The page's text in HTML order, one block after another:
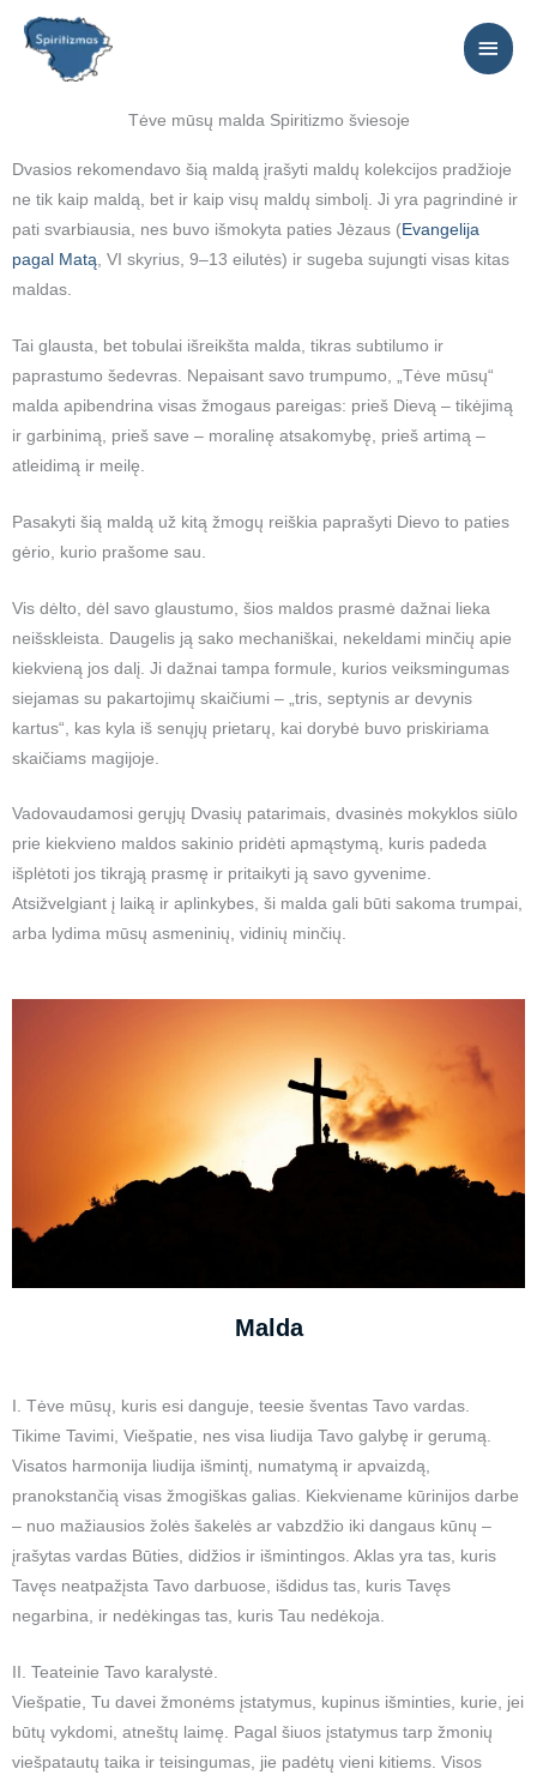
Pereiti
prie
Tėve mūsų malda Spiritizmo šviesoje
Dvasios rekomendavo šią maldą įrašyti maldų kolekcijos pradžioje
ne tik kaip maldą, bet ir kaip visų maldų simbolį. Ji yra pagrindinė ir
pati svarbiausia, nes buvo išmokyta paties Jėzaus (Evangelija
pagal Matą , VI skyrius, 9–13 eilutės) ir sugeba sujungti visas kitas
maldas.
Tai glausta, bet tobulai išreikšta malda, tikras subtilumo ir
paprastumo šedevras. Nepaisant savo trumpumo, „Tėve mūsų“
malda apibendrina visas žmogaus pareigas: prieš Dievą – tikėjimą
ir garbinimą, prieš save – moralinę atsakomybę, prieš artimą –
atleidimą ir meilę.
Pasakyti šią maldą už kitą žmogų reiškia paprašyti Dievo to paties
gėrio, kurio prašome sau.
Vis dėlto, dėl savo glaustumo, šios maldos prasmė dažnai lieka
neišskleista. Daugelis ją sako mechaniškai, nekeldami minčių apie
kiekvieną jos dalį. Ji dažnai tampa formule, kurios veiksmingumas
siejamas su pakartojimų skaičiumi – „tris, septynis ar devynis
kartus“, kas kyla iš senųjų prietarų, kai dorybė buvo priskiriama
skaičiams magijoje.
Vadovaudamosi gerųjų Dvasių patarimais, dvasinės mokyklos siūlo
prie kiekvieno maldos sakinio pridėti apmąstymą, kuris padeda
išplėtoti jos tikrąją prasmę ir pritaikyti ją savo gyvenime.
Atsižvelgiant į laiką ir aplinkybes, ši malda gali būti sakoma trumpai,
arba lydima mūsų asmeninių, vidinių minčių.
Malda
I. Tėve mūsų, kuris esi danguje, teesie šventas Tavo vardas.
Tikime Tavimi, Viešpatie, nes visa liudija Tavo galybę ir gerumą.
Visatos harmonija liudija išmintį, numatymą ir apvaizdą,
pranokstančią visas žmogiškas galias. Kiekviename kūrinijos darbe
– nuo mažiausios žolės šakelės ar vabzdžio iki dangaus kūnų –
įrašytas vardas Būties, didžios ir išmintingos. Aklas yra tas, kuris
Tavęs neatpažįsta Tavo darbuose, išdidus tas, kuris Tavęs
negarbina, ir nedėkingas tas, kuris Tau nedėkoja.
II. Teateinie Tavo karalystė.
Viešpatie, Tu davei žmonėms įstatymus, kupinus išminties, kurie, jei
būtų vykdomi, atneštų laimę. Pagal šiuos įstatymus tarp žmonių
viešpatautų taika ir teisingumas, jie padėtų vieni kitiems. Visos